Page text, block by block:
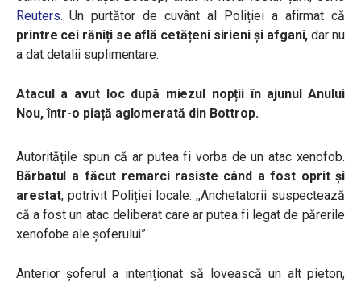
Reuters. Un purtător de cuvânt al Poliției a afirmat că
printre cei răniți se află cetățeni sirieni și afgani, dar nu
a dat detalii suplimentare.
Atacul a avut loc după miezul nopții în ajunul Anului
Nou, într-o piață aglomerată din Bottrop.
Autoritățile spun că ar putea fi vorba de un atac xenofob.
Bărbatul a făcut remarci rasiste când a fost oprit și
arestat, potrivit Poliției locale: ,,Anchetatorii suspectează
că a fost un atac deliberat care ar putea fi legat de părerile
xenofobe ale șoferului”.
Anterior șoferul a intenționat să lovească un alt pieton,